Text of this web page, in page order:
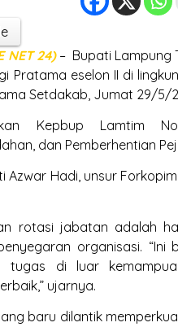
NET 24)– Bupati Lampung
Pratama eselon II di
Setdakab, Jumat 29/5/
Kepbup Lamtim
dan Pemberhentian
Azwar Hadi, unsur
rotasi jabatan adalah
organisasi.
tugas di luar
ujarnya.
baru dilantik